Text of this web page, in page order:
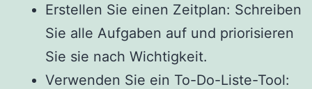
Erstellen Sie einen Zeitplan: Schreiben
Sie alle Aufgaben auf und priorisieren
Sie sie nach Wichtigkeit.
Verwenden Sie ein To-Do-Liste-Tool: